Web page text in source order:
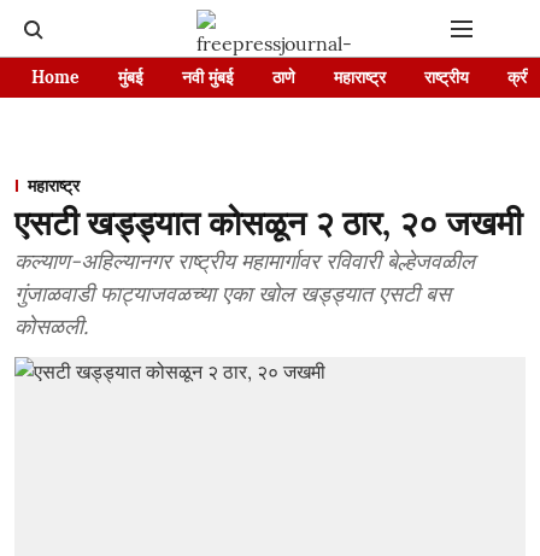
Home मुंबई नवी मुंबई ठाणे महाराष्ट्र राष्ट्रीय
महाराष्ट्र
एसटी खड्ड्यात कोसळून २ ठार, २० जखमी
कल्याण-अहिल्यानगर राष्ट्रीय महामार्गावर रविवारी बेल्हेजवळील
गुंजाळवाडी फाट्याजवळच्या एका खोल खड्ड्यात एसटी बस
कोसळली.